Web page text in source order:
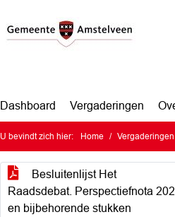
Dashboard Vergaderingen
U bevindt zich hier: Home Vergaderingen
Besluitenlijst Het
Raadsdebat. Perspectiefnota
en bijbehorende stukken